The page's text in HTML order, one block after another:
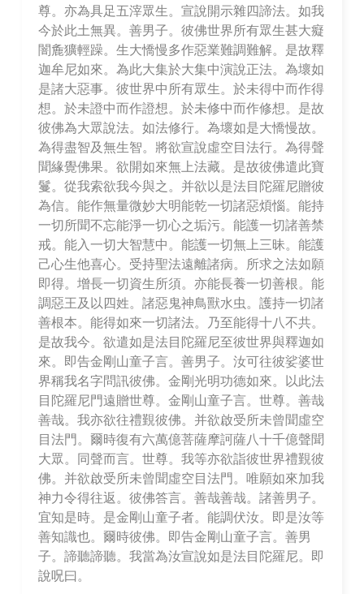
尊。亦為具足五滓眾生。宣說開示雜四諦法。如我
今於此土無異。善男子。彼佛世界所有眾生甚大癡
闇麁獷輕躁。生大憍慢多作惡業難調難解。是故釋
迦牟尼如來。為此大集於大集中演說正法。為壞如
是諸大惡事。彼世界中所有眾生。於未得中而作得
想。於未證中而作證想。於未修中而作修想。是故
彼佛為大眾說法。如法修行。為壞如是大憍慢故。
為得盡智及無生智。將欲宣說虛空目法行。為得聲
聞緣覺佛果。欲開如來無上法藏。是故彼佛遣此寶
鬘。從我索欲我今與之。并欲以是法目陀羅尼贈彼
為信。能作無量微妙大明能乾一切諸惡煩惱。能持
一切所聞不忘能淨一切心之垢污。能護一切諸善禁
戒。能入一切大智慧中。能護一切無上三昧。能護
己心生他喜心。受持聖法遠離諸病。所求之法如願
即得。增長一切資生所須。亦能長養一切善根。能
調惡王及以四姓。諸惡鬼神鳥獸水虫。護持一切諸
善根本。能得如來一切諸法。乃至能得十八不共。
是故我今。欲遣如是法目陀羅尼至彼世界與釋迦如
來。即告金剛山童子言。善男子。汝可往彼娑婆世
界稱我名字問訊彼佛。金剛光明功德如來。以此法
目陀羅尼門遠贈世尊。金剛山童子言。世尊。善哉
善哉。我亦欲往禮覲彼佛。并欲啟受所未曾聞虛空
目法門。爾時復有六萬億菩薩摩訶薩八十千億聲聞
大眾。同聲而言。世尊。我等亦欲詣彼世界禮覲彼
佛。并欲啟受所未曾聞虛空目法門。唯願如來加我
神力令得往返。彼佛答言。善哉善哉。諸善男子。
宜知是時。是金剛山童子者。能調伏汝。即是汝等
善知識也。爾時彼佛。即告金剛山童子言。善男
子。諦聽諦聽。我當為汝宣說如是法目陀羅尼。即
說呪曰。